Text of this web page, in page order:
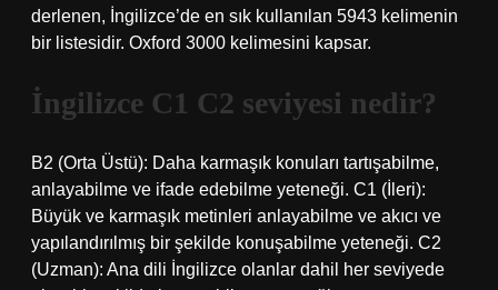
derlenen, İngilizce’de en sık kullanılan 5943 kelimenin
bir listesidir. Oxford 3000 kelimesini kapsar.
İngilizce C1 C2 seviyesi nedir?
B2 (Orta Üstü): Daha karmaşık konuları tartışabilme,
anlayabilme ve ifade edebilme yeteneği. C1 (İleri):
Büyük ve karmaşık metinleri anlayabilme ve akıcı ve
yapılandırılmış bir şekilde konuşabilme yeteneği. C2
(Uzman): Ana dili İngilizce olanlar dahil her seviyede